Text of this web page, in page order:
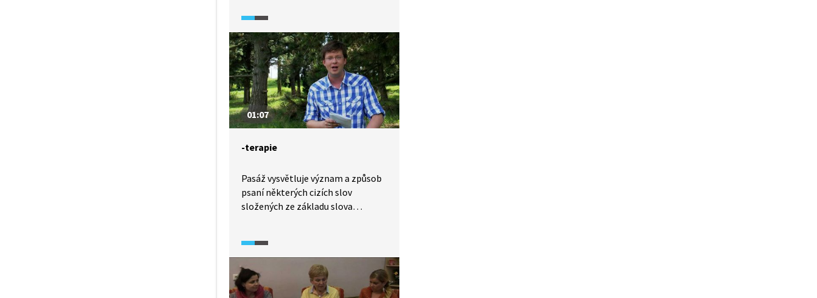
ukazuje sílu přírody pro relaxaci,
redukci stresu, podpoření myšlení
tady a teď. Lze jej využít
i ke zklidnění žáků – díky videu se
ocitneme ve skutečném lese,
uprostřed přírody. Ukázku z videa
lze následně vyzkoušet i v praxi.
01:07
-terapie
Pasáž vysvětluje význam a způsob
psaní některých cizích slov
složených ze základu slova